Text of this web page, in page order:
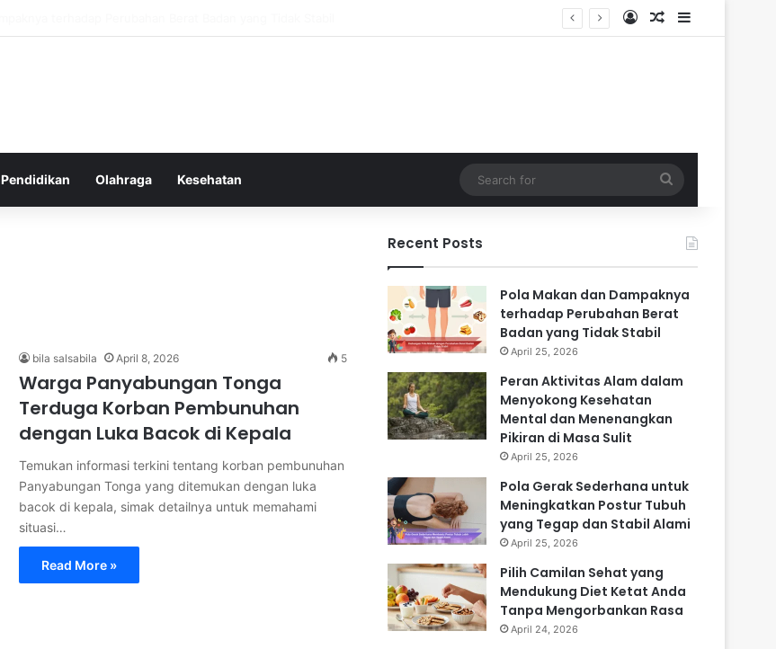
Log InRandom Article
Sidebar
Pendidikan Olahraga Kesehatan
for
bila salsabila April 8, 2026 5
Warga Panyabungan Tonga
Terduga Korban Pembunuhan
dengan Luka Bacok di Kepala
Temukan informasi terkini tentang korban pembunuhan
Panyabungan Tonga yang ditemukan dengan luka
bacok di kepala, simak detailnya untuk memahami
situasi…
Read More »
Recent Posts
Pola Makan dan Dampaknya
terhadap Perubahan Berat
Badan yang Tidak Stabil
April 25, 2026
Peran Aktivitas Alam dalam
Menyokong Kesehatan
Mental dan Menenangkan
Pikiran di Masa Sulit
April 25, 2026
Pola Gerak Sederhana untuk
Meningkatkan Postur Tubuh
yang Tegap dan Stabil Alami
April 25, 2026
Pilih Camilan Sehat yang
Mendukung Diet Ketat Anda
Tanpa Mengorbankan Rasa
April 24, 2026